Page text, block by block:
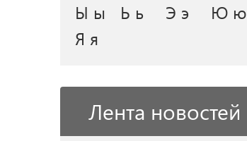
Ы ы
Ь ь Э э
Ю ю
Я я
Лента новостей